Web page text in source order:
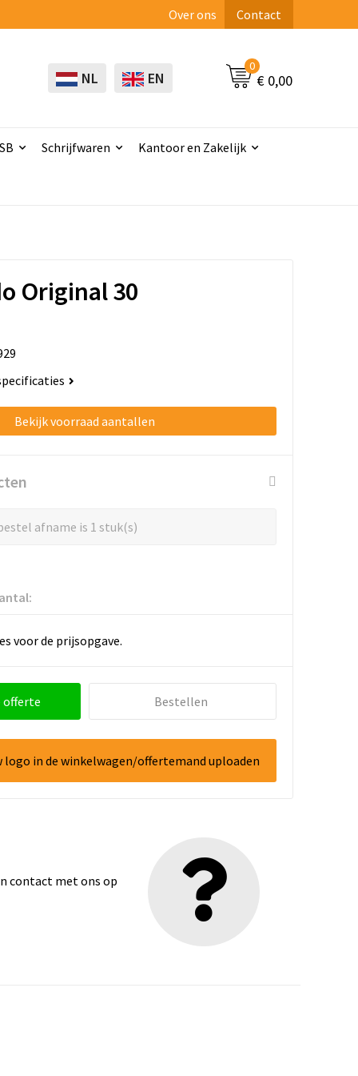
Over ons Contact
NL EN
0
€ 0,00
Schrijfwaren Kantoor en Zakelijk
Original 30
Bekijk voorraad aantallen
afname is 1 stuk(s)
voor de prijsopgave.
offerte Bestellen
logo in de winkelwagen/offertemand uploaden
contact met ons op